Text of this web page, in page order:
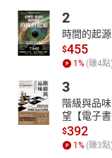
2
時間的起
$455
1 % (賺4點
3
階級與品
望【電子書
$392
1 % (賺3點